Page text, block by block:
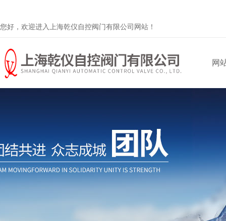
您好，欢迎进入上海乾仪自控阀门有限公司网站！
网